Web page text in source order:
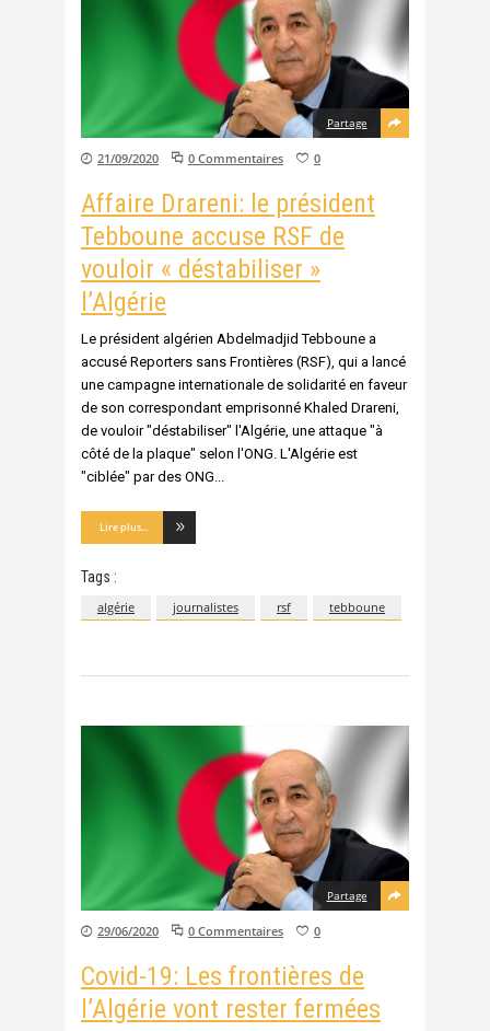
Partage
21/09/2020 0 Commentaires 0
Affaire Drareni: le président
Tebboune accuse RSF de
vouloir « déstabiliser »
l’Algérie
Le président algérien Abdelmadjid Tebboune a
accusé Reporters sans Frontières (RSF), qui a lancé
une campagne internationale de solidarité en faveur
de son correspondant emprisonné Khaled Drareni,
de vouloir "déstabiliser" l'Algérie, une attaque "à
côté de la plaque" selon l'ONG. L'Algérie est
"ciblée" par des ONG
Lire plus...
Tags :
algérie journalistes rsf tebboune
Partage
29/06/2020 0 Commentaires 0
Covid-19: Les frontières de
l’Algérie vont rester fermées